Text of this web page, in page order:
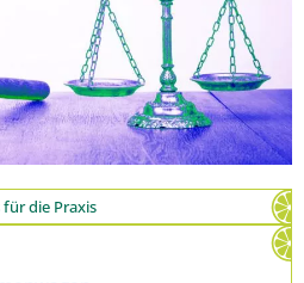
für die Praxis